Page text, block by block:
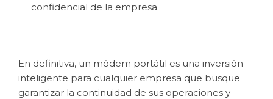
confidencial de la empresa
En definitiva, un módem portátil es una inversión
inteligente para cualquier empresa que busque
garantizar la continuidad de sus operaciones y